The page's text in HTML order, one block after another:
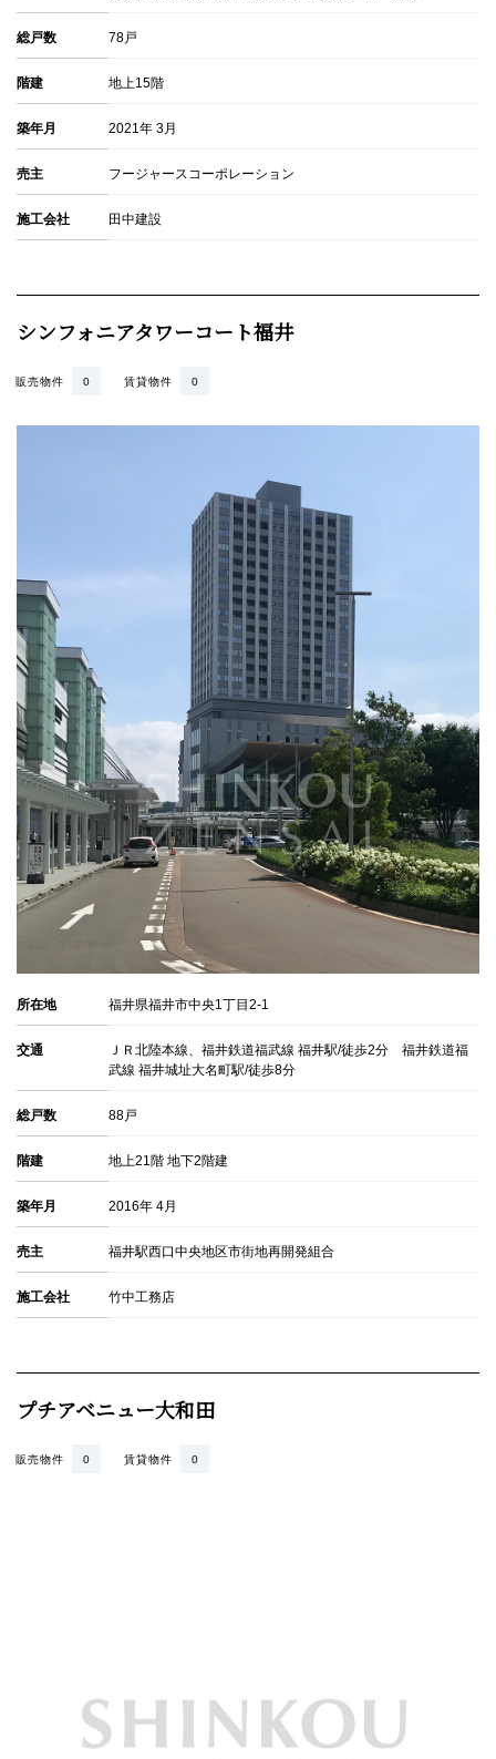
総戸数 78戸
階建 地上15階
築年月 2021年 3月
売主 フージャースコーポレーション
施工会社 田中建設
シンフォニアタワーコート福井
賃貸物件 0
販売物件 0
所在地 福井県福井市中央1丁目2-1
交通
ＪＲ北陸本線、福井鉄道福武線 福井駅/徒歩2分 福井鉄道福
武線 福井城址大名町駅/徒歩8分
総戸数 88戸
階建 地上21階 地下2階建
築年月 2016年 4月
売主 福井駅西口中央地区市街地再開発組合
施工会社 竹中工務店
プチアベニュー大和田
賃貸物件 0
販売物件 0